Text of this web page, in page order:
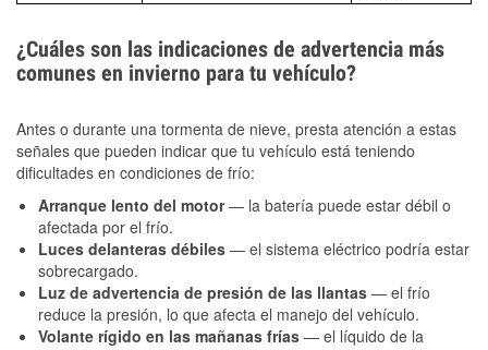
¿Cuáles son las indicaciones de advertencia más
comunes en invierno para tu vehículo?
Antes o durante una tormenta de nieve, presta atención a estas
señales que pueden indicar que tu vehículo está teniendo
dificultades en condiciones de frío:
Arranque lento del motor— la batería puede estar débil o
afectada por el frío.
Luces delanteras débiles — el sistema eléctrico podría estar
sobrecargado.
Luz de advertencia de presión de las llantas — el frío
reduce la presión, lo que afecta el manejo del vehículo.
Volante rígido en las mañanas frías — el líquido de la